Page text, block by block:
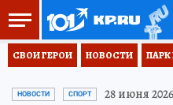
СВОИ ГЕРОИ НОВОСТИ ПАРК
НОВОСТИ СПОРТ 28 июня